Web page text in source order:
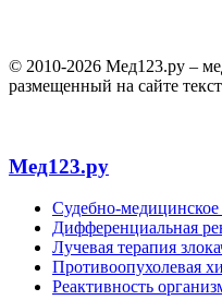
© 2010-2026 Мед123.ру –
размещенный на сайте
Мед123.ру
Судебно-
Дифференциальная
Лучевая терапия
Противоопухолевая
Реактивность